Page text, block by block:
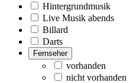
Hintergrundmusik
Live Musik abends
Billard
Darts
Fernseher
vorhanden
nicht vorhanden